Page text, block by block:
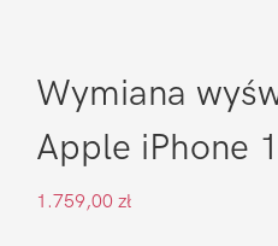
Wymiana
Apple iPhone
1.759,00 zł